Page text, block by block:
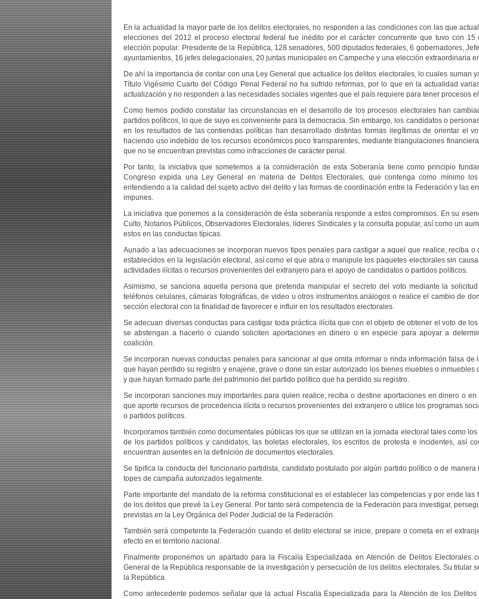
En la actualidad la mayor parte de los delitos electorales, no responden a las condiciones con las que
elecciones del 2012 el proceso electoral federal fue inédito por el carácter concurrente que tuvo con
elección popular: Presidente de la República, 128 senadores, 500 diputados federales, 6 gobernadores,
ayuntamientos, 16 jefes delegacionales, 20 juntas municipales en Campeche y una elección extraordinaria
De ahí la importancia de contar con una Ley General que actualice los delitos electorales, lo cuales suman
Título Vigésimo Cuarto del Código Penal Federal no ha sufrido reformas, por lo que en la actualidad
actualización y no responden a las necesidades sociales vigentes que el país requiere para tener procesos
Como hemos podido constatar las circunstancias en el desarrollo de los procesos electorales han
partidos políticos, lo que de suyo es conveniente para la democracia. Sin embargo, los candidatos o
en los resultados de las contiendas políticas han desarrollado distintas formas ilegítimas de orientar el
haciendo uso indebido de los recursos económicos poco transparentes, mediante triangulaciones
que no se encuentran previstas como infracciones de carácter penal.
Por tanto, la iniciativa que sometemos a la consideración de esta Soberanía tiene como principio
Congreso expida una Ley General en materia de Delitos Electorales, que contenga como mínimo
entendiendo a la calidad del sujeto activo del delito y las formas de coordinación entre la Federación y las
impunes.
La iniciativa que ponemos a la consideración de ésta soberanía responde a estos compromisos. En su
Culto, Notarios Públicos, Observadores Electorales, líderes Sindicales y la consulta popular, así como un
estos en las conductas típicas.
Aunado a las adecuaciones se incorporan nuevos tipos penales para castigar a aquel que realice, reciba
establecidos en la legislación electoral, así como el que abra o manipule los paquetes electorales sin
actividades ilícitas o recursos provenientes del extranjero para el apoyo de candidatos o partidos políticos.
Asimismo, se sanciona aquella persona que pretenda manipular el secreto del voto mediante la
teléfonos celulares, cámaras fotográficas, de video u otros instrumentos análogos o realice el cambio de
sección electoral con la finalidad de favorecer e influir en los resultados electorales.
Se adecuan diversas conductas para castigar toda práctica ilícita que con el objeto de obtener el voto de
se abstengan a hacerlo o cuando soliciten aportaciones en dinero o en especie para apoyar a
coalición.
Se incorporan nuevas conductas penales para sancionar al que omita informar o rinda información falsa
que hayan perdido su registro y enajene, grave o done sin estar autorizado los bienes muebles o
y que hayan formado parte del patrimonio del partido político que ha perdido su registro.
Se incorporan sanciones muy importantes para quien realice, reciba o destine aportaciones en dinero o
que aporte recursos de procedencia ilícita o recursos provenientes del extranjero o utilice los programas
o partidos políticos.
Incorporamos también como documentales públicas los que se utilizan en la jornada electoral tales como
de los partidos políticos y candidatos, las boletas electorales, los escritos de protesta e incidentes, así
encuentran ausentes en la definición de documentos electorales.
Se tipifica la conducta del funcionario partidista, candidato postulado por algún partido político o de
topes de campaña autorizados legalmente.
Parte importante del mandato de la reforma constitucional es el establecer las competencias y por ende
de los delitos que prevé la Ley General. Por tanto será competencia de la Federación para investigar,
previstas en la Ley Orgánica del Poder Judicial de la Federación.
También será competente la Federación cuando el delito electoral se inicie, prepare o cometa en el
efecto en el territorio nacional.
Finalmente proponemos un apartado para la Fiscalía Especializada en Atención de Delitos
General de la República responsable de la investigación y persecución de los delitos electorales. Su titular
la República.
Como antecedente podemos señalar que la actual Fiscalía Especializada para la Atención de los